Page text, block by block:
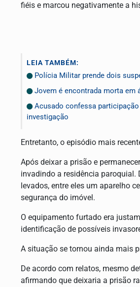
fiéis e marcou negativamente a
LEIA TAMBÉM:
Polícia Militar prende dois
Jovem é encontrada morta em
Acusado confessa
investigação
Entretanto, o episódio mais
Após deixar a prisão e
invadindo a residência
levados, entre eles um aparelho
segurança do imóvel.
O equipamento furtado era
identificação de possíveis
A situação se tornou ainda mais
De acordo com relatos, mesmo
afirmando que deixaria a prisão